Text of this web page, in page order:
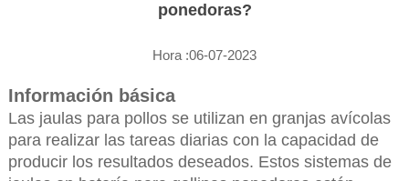
ponedoras?
Hora :06-07-2023
Información básica
Las jaulas para pollos se utilizan en granjas avícolas
para realizar las tareas diarias con la capacidad de
producir los resultados deseados. Estos sistemas de